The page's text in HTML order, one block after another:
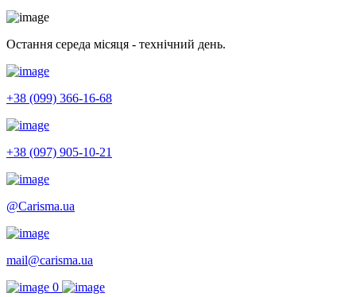
Остання середа місяця - технічний день.
+38 (099) 366-16-68
+38 (097) 905-10-21
@Carisma.ua
mail@carisma.ua
0